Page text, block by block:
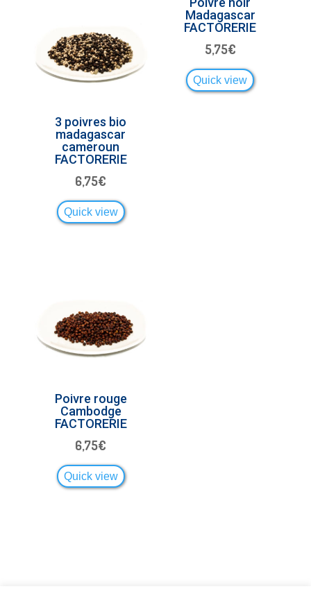
3 poivres bio
madagascar
cameroun
FACTORERIE
6,75€
Quick view
Madagascar
FACTORERIE
5,75€
Quick view
Poivre rouge
Cambodge
FACTORERIE
6,75€
Quick view